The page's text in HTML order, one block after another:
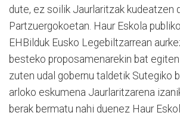
dute, ez soilik Jaurlaritzak kudeatzen
Partzuergokoetan. Haur Eskola
EHBilduk Eusko Legebiltzarrean
besteko proposamenarekin bat
zuten udal gobernu taldetik Sutegiko
arloko eskumena Jaurlaritzarena
berak bermatu nahi duenez Haur